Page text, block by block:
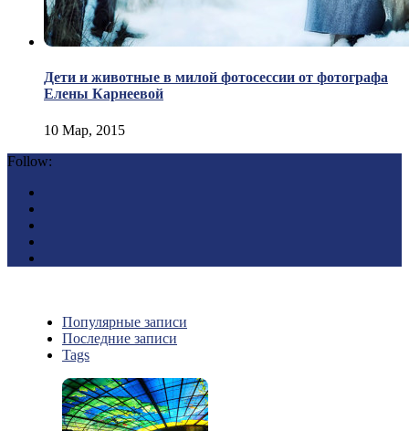
Дети и животные в милой фотосессии от фотографа
Елены Карнеевой
10 Мар, 2015
Follow:
Популярные записи
Последние записи
Tags